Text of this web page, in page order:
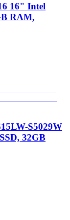
16" Intel
RAM,
S5029W
32GB